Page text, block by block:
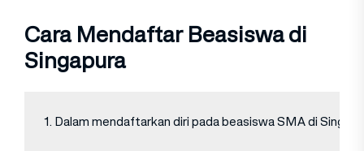
Cara Mendaftar Beasiswa di
Singapura
1. Dalam mendaftarkan diri pada beasiswa SMA di